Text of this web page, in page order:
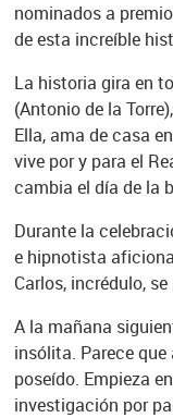
nominados a
de esta increíble
La historia gira en
(Antonio de la
Ella, ama de casa
vive por y para el
cambia el día de la
Durante la
e hipnotista
Carlos, incrédulo,
A la mañana
insólita. Parece
poseído. Empieza
investigación por